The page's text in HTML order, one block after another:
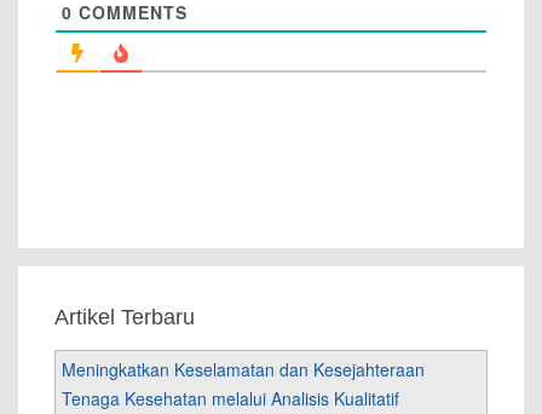
0 COMMENTS
Artikel Terbaru
Meningkatkan Keselamatan dan Kesejahteraan
Tenaga Kesehatan melalui Analisis Kualitatif